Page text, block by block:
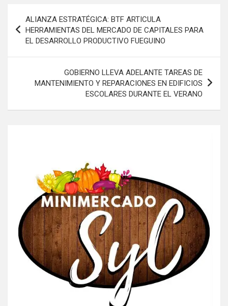
de
entradas
ALIANZA ESTRATÉGICA: BTF ARTICULA
HERRAMIENTAS DEL MERCADO DE CAPITALES PARA
EL DESARROLLO PRODUCTIVO FUEGUINO
GOBIERNO LLEVA ADELANTE TAREAS DE
MANTENIMIENTO Y REPARACIONES EN EDIFICIOS
ESCOLARES DURANTE EL VERANO